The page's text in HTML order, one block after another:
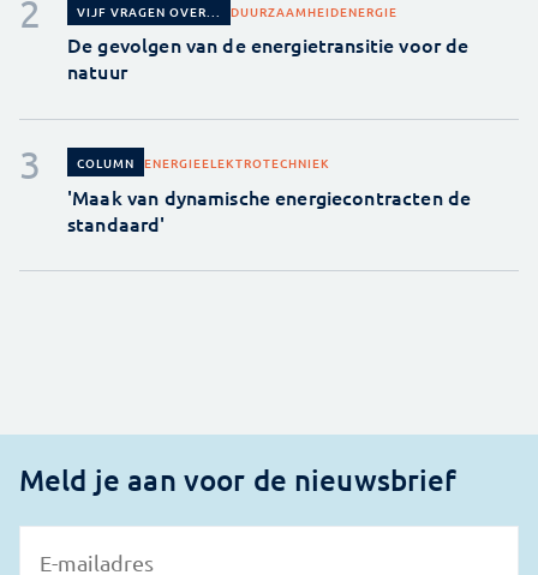
VIJF VRAGEN OVER... DUURZAAMHEIDENERGIE
De gevolgen van de energietransitie voor de
natuur
COLUMN ENERGIEELEKTROTECHNIEK
'Maak van dynamische energiecontracten de
standaard'
Meld je aan voor de nieuwsbrief